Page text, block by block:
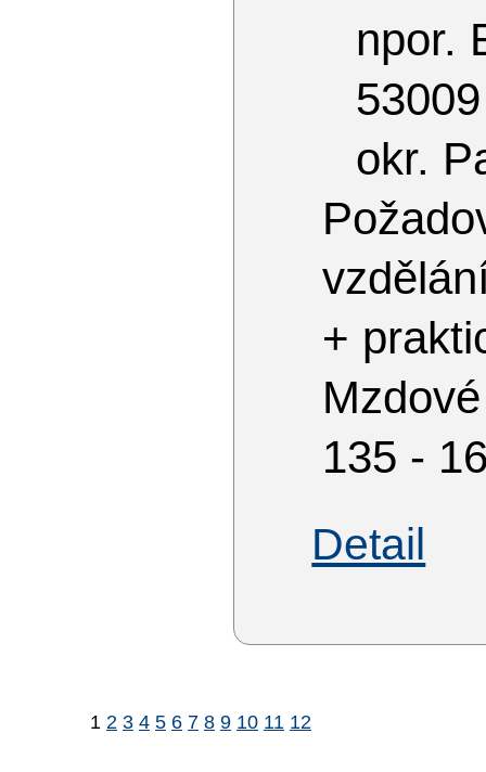
npor.
okr.
+
135 -
Detail
1 2 3 4 5 6 7 8 9 10 11 12